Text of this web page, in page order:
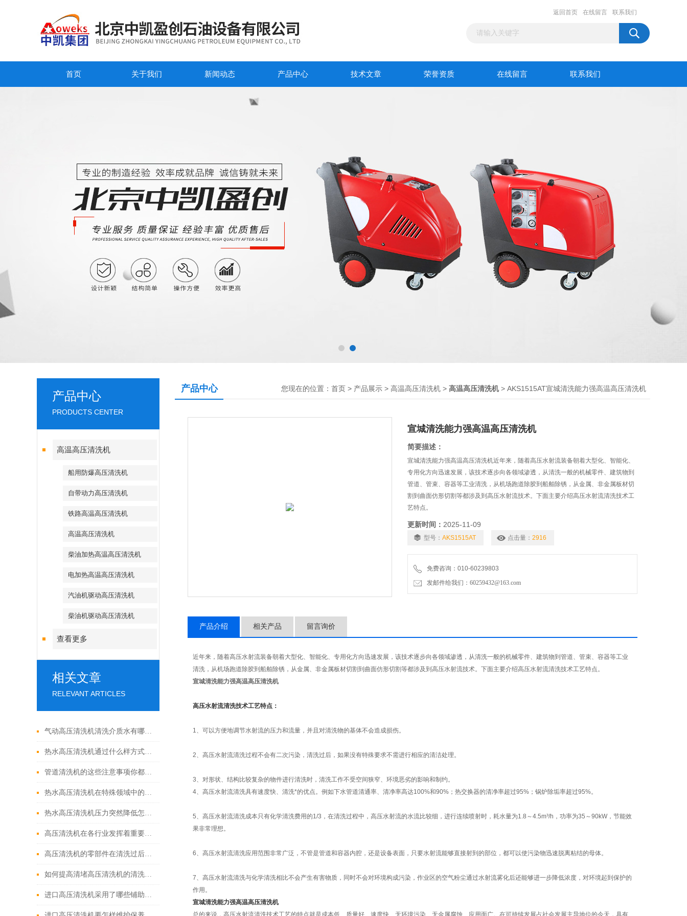
返回首页 在线留言 联系我们
首页 关于我们 新闻动态 产品中心 技术文章 荣誉资质 在线留言 联系我们
产品中心
PRODUCTS CENTER
高温高压清洗机
船用防爆高压清洗机
自带动力高压清洗机
铁路高温高压清洗机
高温高压清洗机
柴油加热高温高压清洗机
电加热高温高压清洗机
汽油机驱动高压清洗机
柴油机驱动高压清洗机
查看更多
相关文章
RELEVANT ARTICLES
气动高压清洗机清洗介质水有哪些优点
热水高压清洗机通过什么样方式来实现增压呢
管道清洗机的这些注意事项你都落实到位了吗
热水高压清洗机在特殊领域中的应用
热水高压清洗机压力突然降低怎么回事
高压清洗机在各行业发挥着重要的作用
高压清洗机的零部件在清洗过后还需要注意什么
如何提高清堵高压清洗机的清洗效果？
进口高压清洗机采用了哪些铺助系统
产品中心 您现在的位置： 首页 > 产品展示 > 高温高压清洗机 > 高温高压清洗机> AKS1515AT宣城清洗能力强高温高压清洗机
宣城清洗能力强高温高压清洗机
简要描述：
宣城清洗能力强高温高压清洗机近年来，随着高压水射流装备朝着大型化、智能化、
专用化方向迅速发展，该技术逐步向各领域渗透，从清洗一般的机械零件、建筑物到
管道、管束、容器等工业清洗，从机场跑道除胶到船舶除锈，从金属、非金属板材切
割到曲面仿形切割等都涉及到高压水射流技术。下面主要介绍高压水射流清洗技术工
艺特点。
更新时间： 2025-11-09
型号： AKS1515AT 点击量： 2916
免费咨询：010-60239803
发邮件给我们：60259432@163.com
产品介绍 相关产品 留言询价
近年来，随着高压水射流装备朝着大型化、智能化、专用化方向迅速发展，该技术逐步向各领域渗透，从清洗一般的机械零件、建筑物到管道、管束、容器等工业
清洗，从机场跑道除胶到船舶除锈，从金属、非金属板材切割到曲面仿形切割等都涉及到高压水射流技术。下面主要介绍高压水射流清洗技术工艺特点。
宣城清洗能力强高温高压清洗机
高压水射流清洗技术工艺特点：
1、可以方便地调节水射流的压力和流量，并且对清洗物的基体不会造成损伤。
2、高压水射流清洗过程不会有二次污染，清洗过后，如果没有特殊要求不需进行相应的清洁处理。
3、对形状、结构比较复杂的物件进行清洗时，清洗工作不受空间狭窄、环境恶劣的影响和制约。
4、高压水射流清洗具有速度快、清洗*的优点。例如下水管道清通率、清净率高达100%和90%；热交换器的清净率超过95%；锅炉除垢率超过95%。
5、高压水射流清洗成本只有化学清洗费用的1/3，在清洗过程中，高压水射流的水流比较细，进行连续喷射时，耗水量为1.8～4.5m³/h，功率为35～90kW，节能效
果非常理想。
6、高压水射流清洗应用范围非常广泛，不管是管道和容器内腔，还是设备表面，只要水射流能够直接射到的部位，都可以使污染物迅速脱离粘结的母体。
7、高压水射流清洗与化学清洗相比不会产生有害物质，同时不会对环境构成污染，作业区的空气粉尘通过水射流雾化后还能够进一步降低浓度，对环境起到保护的
作用。
宣城清洗能力强高温高压清洗机
总的来说，高压水射流清洗技术工艺的特点就是成本低、质量好、速度快、无环境污染、无金属腐蚀、应用面广。在可持续发展占社会发展主导地位的今天，具有